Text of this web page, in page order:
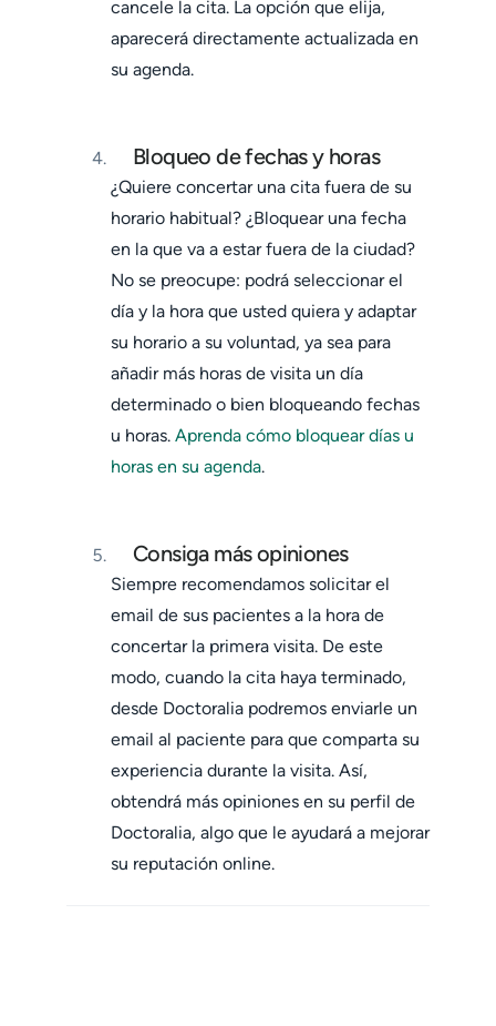
cancele la cita. La opción que elija,
aparecerá directamente actualizada en
su agenda.
Bloqueo de fechas y horas
¿Quiere concertar una cita fuera de su
horario habitual? ¿Bloquear una fecha
en la que va a estar fuera de la ciudad?
No se preocupe: podrá seleccionar el
día y la hora que usted quiera y adaptar
su horario a su voluntad, ya sea para
añadir más horas de visita un día
determinado o bien bloqueando fechas
u horas. Aprenda cómo bloquear días u
horas en su agenda.
Consiga más opiniones
Siempre recomendamos solicitar el
email de sus pacientes a la hora de
concertar la primera visita. De este
modo, cuando la cita haya terminado,
desde Doctoralia podremos enviarle un
email al paciente para que comparta su
experiencia durante la visita. Así,
obtendrá más opiniones en su perfil de
Doctoralia, algo que le ayudará a mejorar
su reputación online.